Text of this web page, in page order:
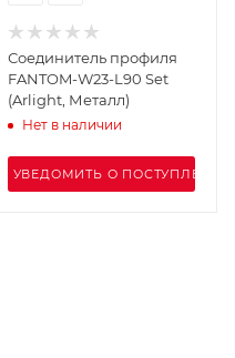
Соединитель профиля
FANTOM-W23-L90 Set
(Arlight, Металл)
Нет в наличии
УВЕДОМИТЬ О ПОСТУПЛЕНИИ